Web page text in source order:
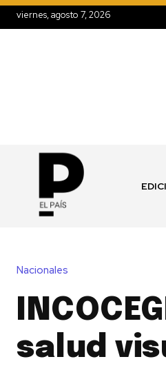
viernes, agosto 7, 2026
Nacionales
salud